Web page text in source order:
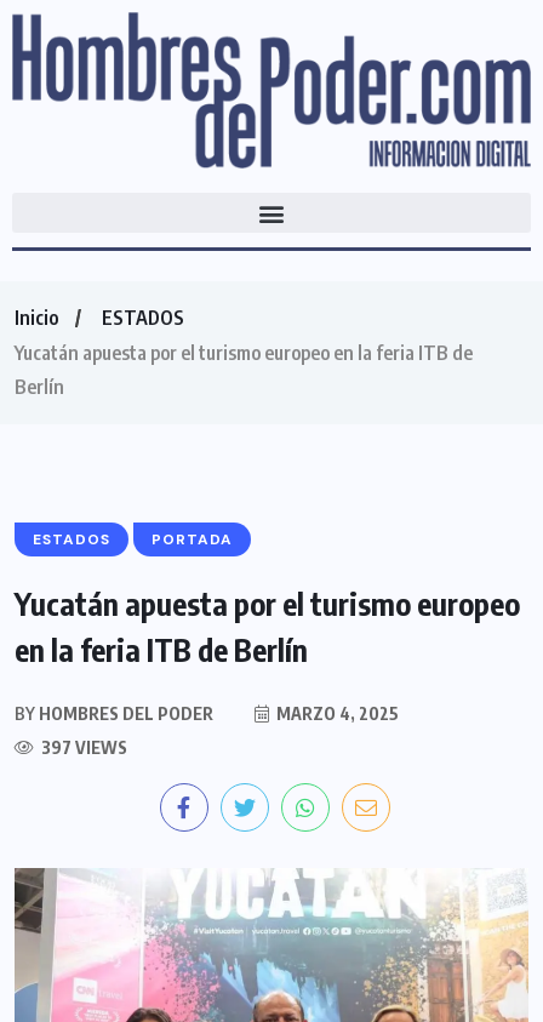
Inicio
ESTADOS
Yucatán apuesta por el turismo europeo en la feria ITB de
Berlín
ESTADOS PORTADA
Yucatán apuesta por el turismo europeo
en la feria ITB de Berlín
BY HOMBRES DEL PODER
MARZO 4, 2025
397 VIEWS